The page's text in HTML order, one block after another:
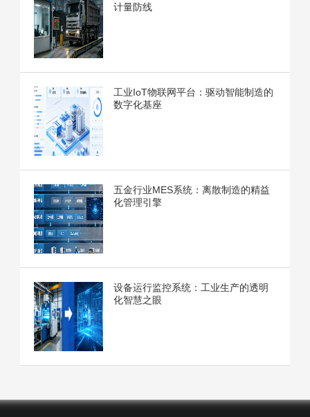
计量防线
工业IoT物联网平台：驱动智能制造的
数字化基座
五金行业MES系统：离散制造的精益
化管理引擎
设备运行监控系统：工业生产的透明
化智慧之眼